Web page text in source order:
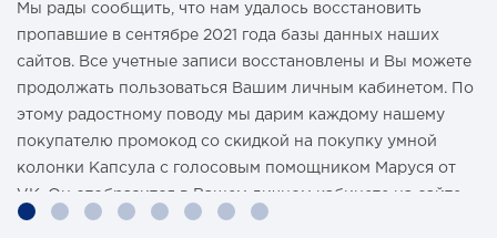
Мы рады сообщить, что нам удалось восстановить
пропавшие в сентябре 2021 года базы данных наших
сайтов. Все учетные записи восстановлены и Вы можете
продолжать пользоваться Вашим личным кабинетом. По
этому радостному поводу мы дарим каждому нашему
покупателю промокод со скидкой на покупку умной
колонки Капсула с голосовым помощником Маруся от
VK. Он отобразится в Вашем личном кабинете на сайте
магазина Pajero Shop 14 февраля.